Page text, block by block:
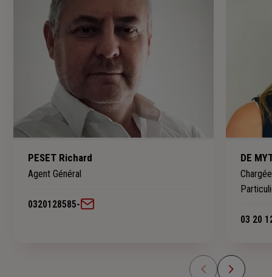
PESET Richard
Agent Général
0320128585-
DE
03 20